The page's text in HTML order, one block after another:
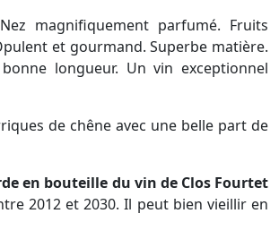
Nez magnifiquement parfumé. Fruits
et gourmand. Superbe matière.
longueur. Un vin exceptionnel
de chêne avec une belle part de
en bouteille du vin de Clos Fourtet
2012 et 2030. Il peut bien vieillir en